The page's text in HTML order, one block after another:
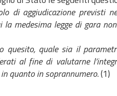
di aggiudicazione previsti
la medesima legge di gara
quale sia il
al fine di valutarne
quanto in soprannumero.(1)